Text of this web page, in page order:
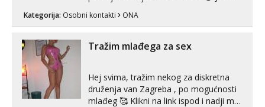
Telegram. +385 91 723 0045
Kategorija: Osobni kontakti ONA
Tražim mlađega za sex
Hej svima, tražim nekog za diskretna
druženja van Zagreba , po mogućnosti
mlađeg 🥰 Klikni na link ispod i nadji me